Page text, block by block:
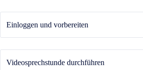
Einloggen und vorbereiten
Videosprechstunde durchführen